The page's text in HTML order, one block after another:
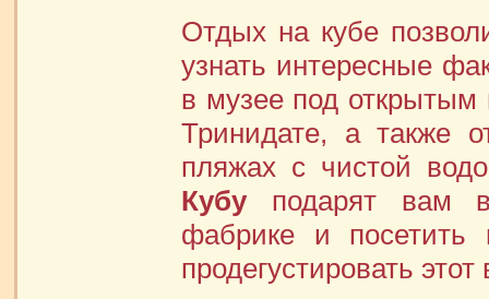
Отдых на кубе
узнать интересные
в музее под открытым
Тринидате, а также
пляжах с чистой
Кубуподарят вам
фабрике и
продегустировать